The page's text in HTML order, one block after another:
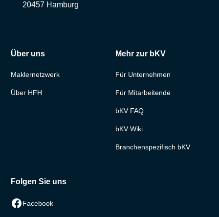
20457 Hamburg
Über uns
Maklernetzwerk
Über HFH
Mehr zur bKV
Für Unternehmen
Für Mitarbeitende
bKV FAQ
bKV Wiki
Branchenspezifisch bKV
Folgen Sie uns
Facebook